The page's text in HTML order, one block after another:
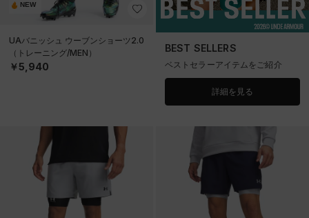
NEW
UAバニッシュ ウーブンショーツ2.0
（トレーニング/MEN）
￥5,940
BEST SELLERS
ベストセラーアイテムをご紹介
詳細を見る